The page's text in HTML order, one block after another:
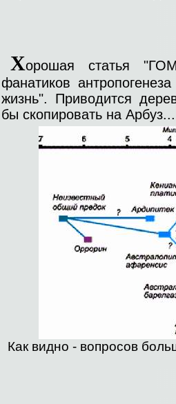
Хорошая статья
фанатиков
жизнь". Приводится
бы скопировать на Арбуз...
Как видно - вопросов